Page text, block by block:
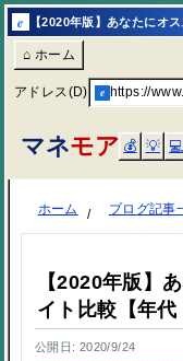
e
⌂ ホーム
アドレス(D) e https://
マネモア 💰 💡 💻
ホーム ブログ記事
【2020年版】
イト比較【年代
公開日: 2020/9/24